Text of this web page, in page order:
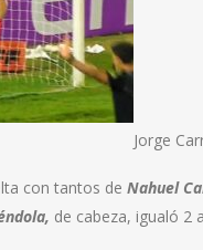
Jorge
con tantos de Nahuel
de cabeza, igualó 2